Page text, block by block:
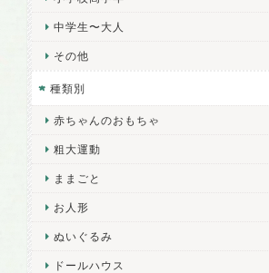
中学生〜大人
その他
種類別
赤ちゃんのおもちゃ
粗大運動
ままごと
お人形
ぬいぐるみ
ドールハウス